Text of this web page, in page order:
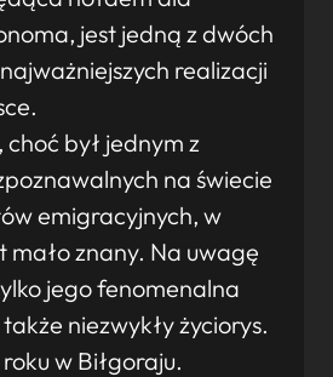
jest jedną z dwóch
realizacji
był jednym z
na świecie
emigracyjnych, w
mało znany. Na uwagę
jego fenomenalna
niezwykły życiorys.
roku w Biłgoraju.